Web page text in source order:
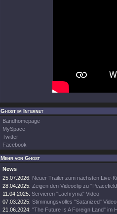
Ghost im Internet
Bandhomepage
MySpace
Twitter
Facebook
Mehr von Ghost
News
25.07.2026: Neuer Trailer zum nächsten Live-
28.04.2025: Zeigen den Videoclip zu
11.04.2025: Servieren "Lachryma" Video
07.03.2025: Stimmungsvolles "Satanized"
21.06.2024: "The Future Is A Foreign Land" im